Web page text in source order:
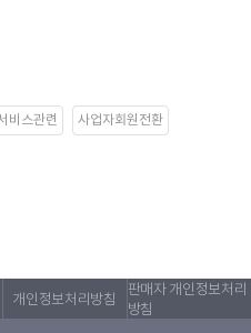
비스관련 사업자회원전환
개인정보처리방침
판매자 개인정보처리
방침